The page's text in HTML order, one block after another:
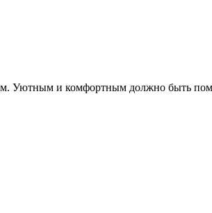
Уютным и комфортным должно быть